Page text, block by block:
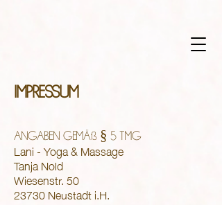
IMPRESSUM
ANGABEN GEMÄß § 5 TMG
Lani - Yoga & Massage
Tanja Nold
Wiesenstr. 50
23730 Neustadt i.H.